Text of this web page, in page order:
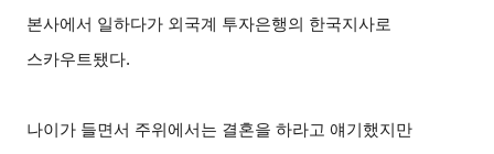
본사에서 일하다가 외국계 투자은행의 한국지사로
스카우트됐다.
나이가 들면서 주위에서는 결혼을 하라고 얘기했지만